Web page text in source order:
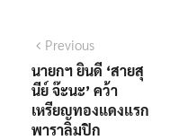
แนะแนว
เรื่อง
PreviousPrevious
post:
นายกฯ ยินดี ‘สายสุ
นีย์ จ๊ะนะ’ คว้า
เหรียญทองแดงแรก
พาราลิมปิก